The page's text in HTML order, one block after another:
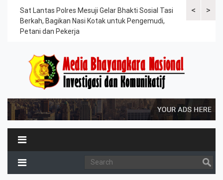
<
Sat Lantas Polres Mesuji Gelar Bhakti Sosial Tasi
Berkah, Bagikan Nasi Kotak untuk Pengemudi,
Petani dan Pekerja
Kapolres
>